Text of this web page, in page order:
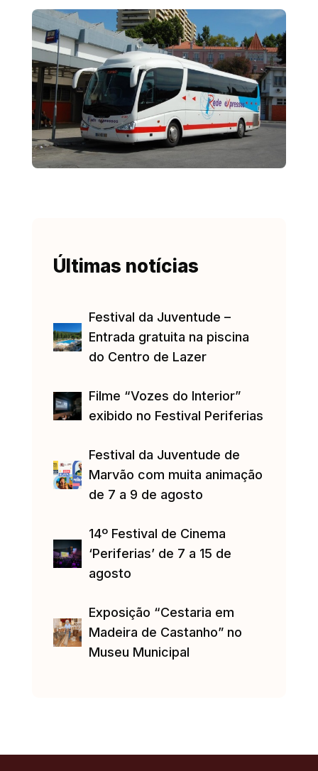
Últimas notícias
Festival da Juventude –
Entrada gratuita na piscina
do Centro de Lazer
Filme “Vozes do Interior”
exibido no Festival Periferias
Festival da Juventude de
Marvão com muita animação
de 7 a 9 de agosto
14º Festival de Cinema
‘Periferias’ de 7 a 15 de
agosto
Exposição “Cestaria em
Madeira de Castanho” no
Museu Municipal